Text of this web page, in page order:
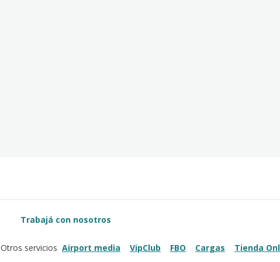
Trabajá con nosotros
Otros servicios Airport media VipClub FBO Cargas Tienda